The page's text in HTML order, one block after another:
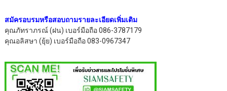
สมัครอบรมหรือสอบถามรายละเอียดเพิ่มเติม
คุณภัทราภรณ์ (ฝน) เบอร์มือถือ 086-3787179
คุณอลิสษา (ยุ้ย) เบอร์มือถือ 083-0967347